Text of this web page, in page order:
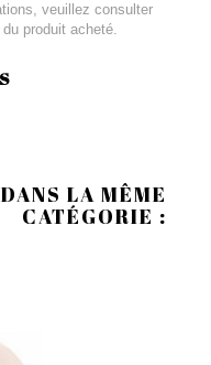
veuillez consulter
du produit acheté.
LA MÊME
CATÉGORIE :